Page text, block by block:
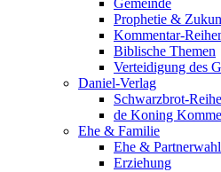
Gemeinde
Prophetie &
Kommentar-
Biblische Themen
Verteidigung des
Daniel-Verlag
Schwarzbrot-Reihe
de Koning
Ehe & Familie
Ehe & Partnerwahl
Erziehung